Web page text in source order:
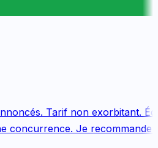
Tarif non exorbitant.
Je recommande